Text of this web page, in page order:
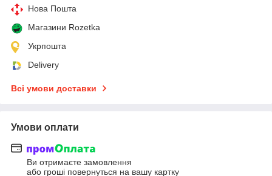
Нова Пошта
Магазини Rozetka
Укрпошта
Delivery
Всі умови доставки
Умови оплати
Ви отримаєте замовлення
або гроші повернуться на вашу картку